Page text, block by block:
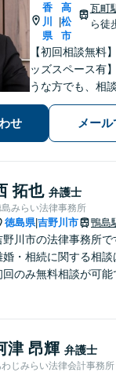
香
川
県
高
松
市
瓦町
ら徒
【初回相談無料
ッズスペース有
うな方でも、相
ています。依頼
を心がけていま
題】DV被害へ
せ メー
拓也 弁護士
みらい法律事務所
徳島県|吉野川市 鴨島
野川市の法律事務所で
婚・相続に関する相談
回のみ無料相談が可能
津 昂輝 弁護士
わじみらい法律会計事務所